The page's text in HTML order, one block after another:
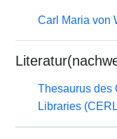
Carl Maria von
Thesaurus des
Libraries